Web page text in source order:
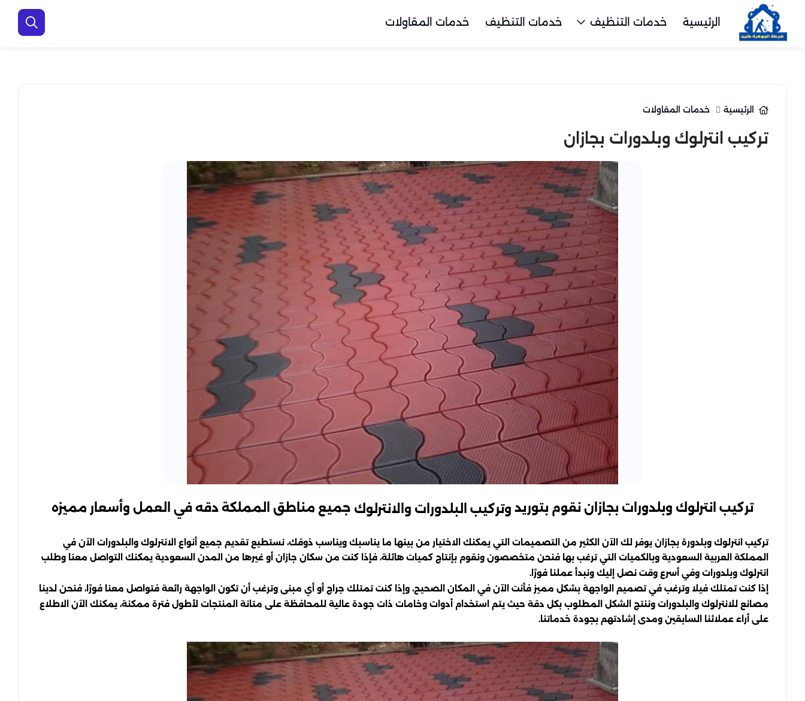
الرئيسية خدمات التنظيف خدمات التنظيف خدمات المقاولات
الرئيسية خدمات المقاولات
تركيب انترلوك وبلدورات بجازان
تركيب انترلوك وبلدورات بجازان نقوم بتوريد وتركيب البلدورات والانترلوك جميع مناطق المملكة دقه في العمل وأسعار مميزه
تركيب انترلوك وبلدورة بجازان يوفر لك الآن الكثير من التصميمات التي يمكنك الاختيار من بينها ما يناسبك ويناسب ذوقك، نستطيع تقديم جميع أنواع الانترلوك والبلدورات الآن في
المملكة العربية السعودية وبالكميات التي ترغب بها فنحن متخصصون ونقوم بإنتاج كميات هائلة، فإذا كنت من سكان جازان أو غيرها من المدن السعودية يمكنك التواصل معنا وطلب
انترلوك وبلدورات وفي أسرع وقت نصل إليك ونبدأ عملنا فورًا.
إذا كنت تمتلك فيلا وترغب في تصميم الواجهة بشكل مميز فأنت الآن في المكان الصحيح، وإذا كنت تمتلك جراج أو أي مبنى وترغب أن تكون الواجهة رائعة فتواصل معنا فورًا، فنحن لدينا
مصانع للانترلوك والبلدورات وننتج الشكل المطلوب بكل دقة حيث يتم استخدام أدوات وخامات ذات جودة عالية للمحافظة على متانة المنتجات لأطول فترة ممكنة، يمكنك الآن الاطلاع
على أراء عملائنا السابقين ومدى إشادتهم بجودة خدماتنا.